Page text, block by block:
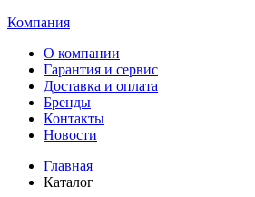
Компания
О компании
Гарантия и сервис
Доставка и оплата
Бренды
Контакты
Новости
Главная
Каталог